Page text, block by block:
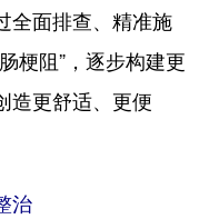
全面排查、精准施
梗阻”，逐步构建更
造更舒适、更便
治